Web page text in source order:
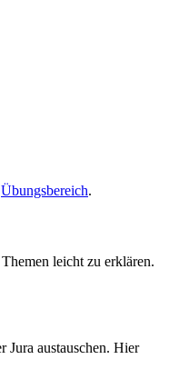
Übungsbereich.
leicht zu erklären.
Jura austauschen. Hier